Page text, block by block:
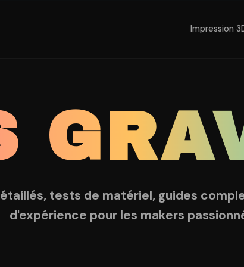
Impression
tests de matériel, guides
d'expérience pour les makers